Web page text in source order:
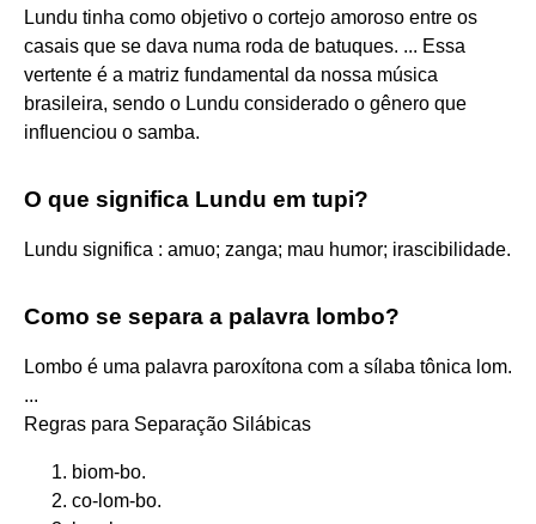
Lundu tinha como objetivo o cortejo amoroso entre os
casais que se dava numa roda de batuques. ... Essa
vertente é a matriz fundamental da nossa música
brasileira, sendo o Lundu considerado o gênero que
influenciou o samba.
O que significa Lundu em tupi?
Lundu significa : amuo; zanga; mau humor; irascibilidade.
Como se separa a palavra lombo?
Lombo é uma palavra paroxítona com a sílaba tônica lom.
...
Regras para Separação Silábicas
biom-bo.
co-lom-bo.